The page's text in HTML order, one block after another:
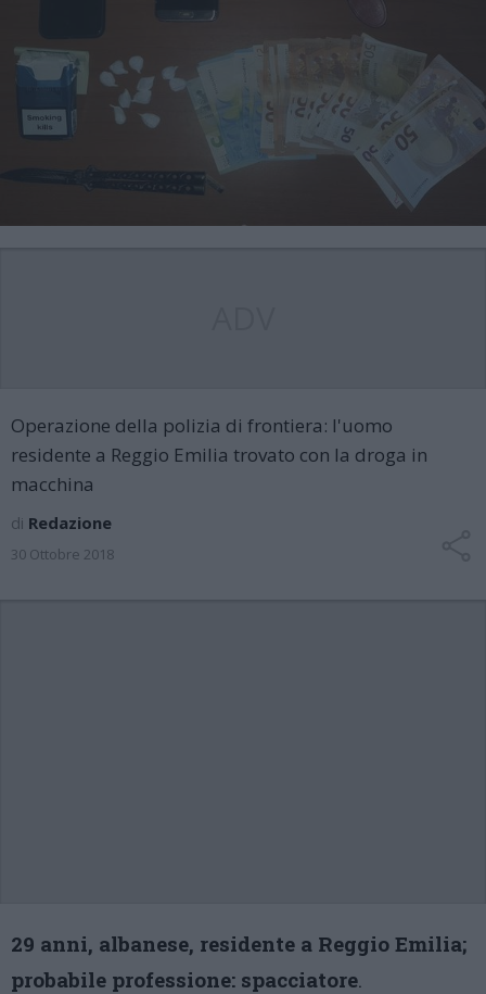
Operazione della polizia di frontiera: l'uomo
residente a Reggio Emilia trovato con la droga in
macchina
di Redazione
30 Ottobre 2018
29 anni, albanese, residente a Reggio Emilia;
probabile professione: spacciatore.